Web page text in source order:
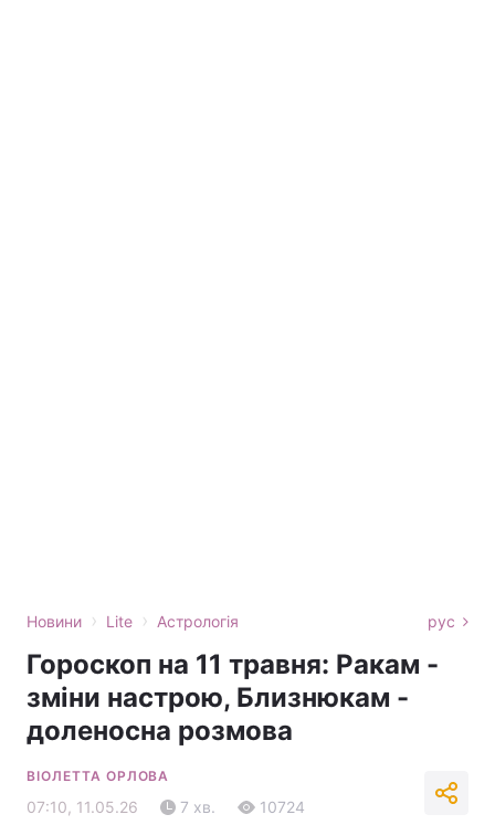
Новини › Lite › Астрологія рус
Гороскоп на 11 травня: Ракам -
зміни настрою, Близнюкам -
доленосна розмова
ВІОЛЕТТА ОРЛОВА
07:10, 11.05.26 7 хв. 10724